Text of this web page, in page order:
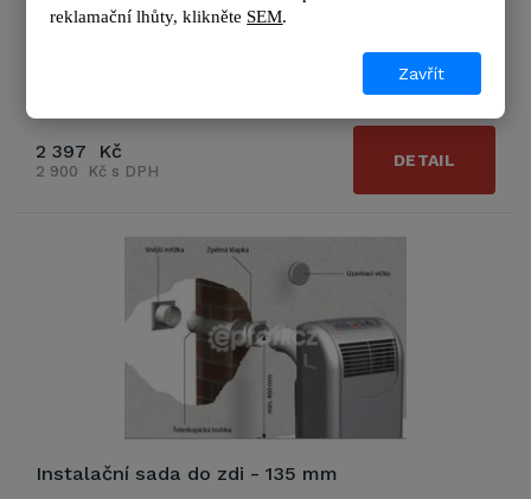
2 397 Kč
2 900 Kč s DPH
DETAIL
Instalační sada do zdi - 135 mm
reklamační lhůty, klikněte SEM.
Zavřít